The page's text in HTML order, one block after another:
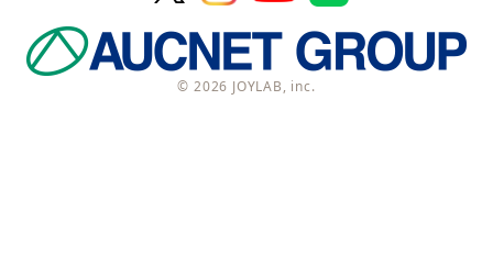
© 2026 JOYLAB, inc.